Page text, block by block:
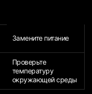
Замените питание
Проверьте
температуру
окружающей среды